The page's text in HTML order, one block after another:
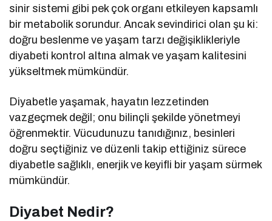
sinir sistemi gibi pek çok organı etkileyen kapsamlı
bir metabolik sorundur. Ancak sevindirici olan şu ki:
doğru beslenme ve yaşam tarzı değişiklikleriyle
diyabeti kontrol altına almak ve yaşam kalitesini
yükseltmek mümkündür.
Diyabetle yaşamak, hayatın lezzetinden
vazgeçmek değil; onu bilinçli şekilde yönetmeyi
öğrenmektir. Vücudunuzu tanıdığınız, besinleri
doğru seçtiğiniz ve düzenli takip ettiğiniz sürece
diyabetle sağlıklı, enerjik ve keyifli bir yaşam sürmek
mümkündür.
Diyabet Nedir?